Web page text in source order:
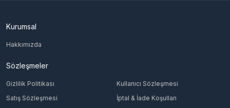
Kurumsal
Hakkımızda
Sözleşmeler
Gizlilik Politikası
Kullanıcı Sözleşmesi
Satış Sözleşmesi
İptal & İade Koşulları